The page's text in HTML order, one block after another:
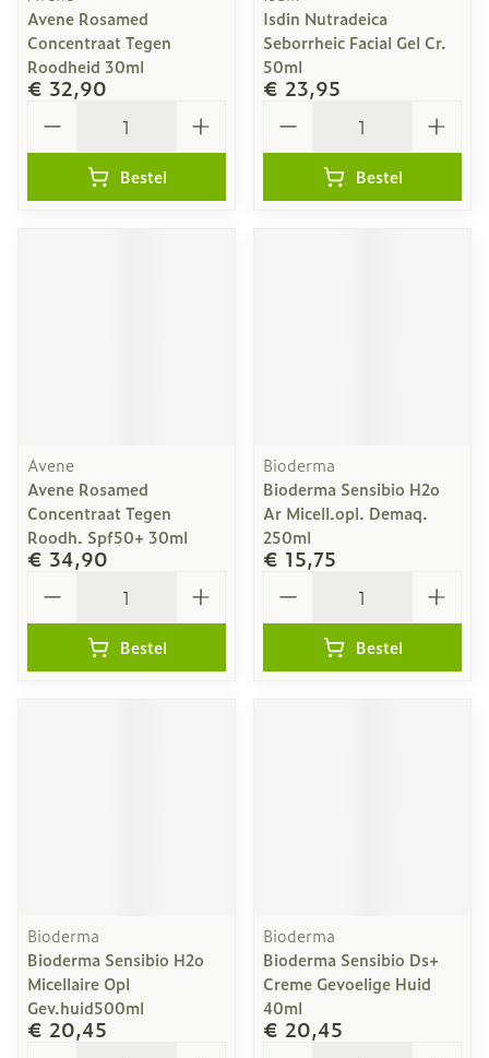
Avene Rosamed
Concentraat Tegen
Roodheid 30ml
€ 32,90
Bestel
Isdin Nutradeica
Seborrheic Facial Gel Cr.
50ml
€ 23,95
Bestel
Avene
Avene Rosamed
Concentraat Tegen
Roodh. Spf50+ 30ml
€ 34,90
Bestel
Bioderma
Bioderma Sensibio H2o
Ar Micell.opl. Demaq.
250ml
€ 15,75
Bestel
Bioderma
Bioderma Sensibio H2o
Micellaire Opl
Gev.huid500ml
€ 20,45
Bioderma
Bioderma Sensibio Ds+
Creme Gevoelige Huid
40ml
€ 20,45